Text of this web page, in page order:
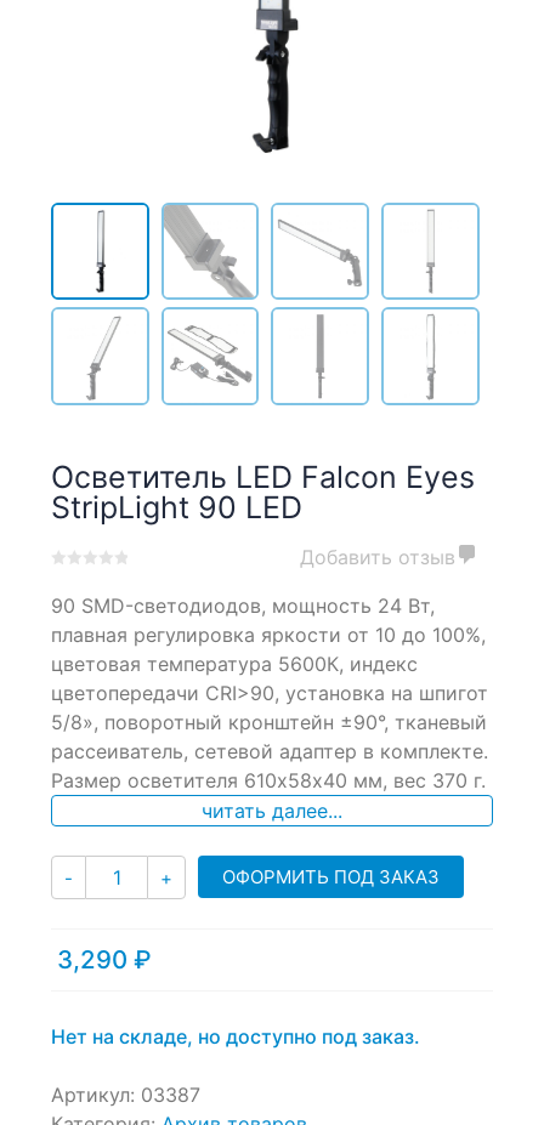
Осветитель LED Falcon Eyes
StripLight 90 LED
out
on
customer
ratings
Добавить отзыв
90 SMD-светодиодов, мощность 24 Вт,
плавная регулировка яркости от 10 до 100%,
цветовая температура 5600К, индекс
цветопередачи CRI>90, установка на шпигот
5/8», поворотный кронштейн ±90°, тканевый
рассеиватель, сетевой адаптер в комплекте.
Размер осветителя 610х58х40 мм, вес 370 г.
читать далее...
- Количество
+ ОФОРМИТЬ ПОД ЗАКАЗ
3,290 ₽
Нет на складе, но доступно под заказ.
Артикул: 03387